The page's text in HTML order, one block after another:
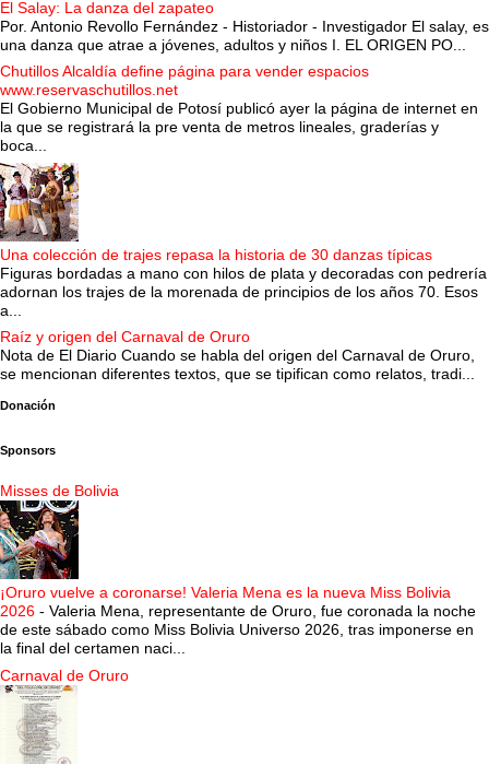
El Salay: La danza del zapateo
Por. Antonio Revollo Fernández - Historiador - Investigador El salay, es
una danza que atrae a jóvenes, adultos y niños I. EL ORIGEN PO...
Chutillos Alcaldía define página para vender espacios
www.reservaschutillos.net
El Gobierno Municipal de Potosí publicó ayer la página de internet en
la que se registrará la pre venta de metros lineales, graderías y
boca...
Una colección de trajes repasa la historia de 30 danzas típicas
Figuras bordadas a mano con hilos de plata y decoradas con pedrería
adornan los trajes de la morenada de principios de los años 70. Esos
a...
Raíz y origen del Carnaval de Oruro
Nota de El Diario Cuando se habla del origen del Carnaval de Oruro,
se mencionan diferentes textos, que se tipifican como relatos, tradi...
Donación
Sponsors
Misses de Bolivia
¡Oruro vuelve a coronarse! Valeria Mena es la nueva Miss Bolivia
2026 - Valeria Mena, representante de Oruro, fue coronada la noche
de este sábado como Miss Bolivia Universo 2026, tras imponerse en
la final del certamen naci...
Carnaval de Oruro